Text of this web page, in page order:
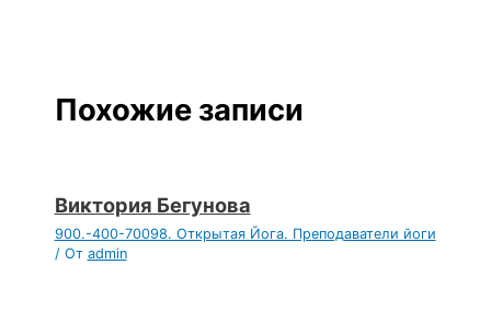
Похожие записи
Виктория Бегунова
900.-400-70098. Открытая Йога. Преподаватели йоги
/ От admin